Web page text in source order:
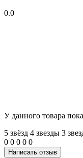
0.0
У данного товара
5 звёзд 4 звeзды 3
0 0 0 0 0
Написать отзыв